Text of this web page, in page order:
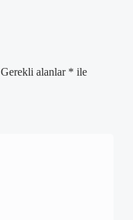
Gerekli alanlar * ile